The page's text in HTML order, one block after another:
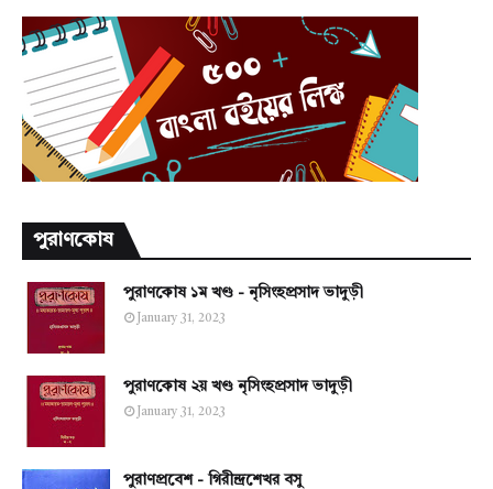
পুরাণকোষ
পুরাণকোষ ১ম খণ্ড - নৃসিংহপ্রসাদ ভাদুড়ী
January 31, 2023
পুরাণকোষ ২য় খণ্ড নৃসিংহপ্রসাদ ভাদুড়ী
January 31, 2023
পুরাণপ্রবেশ - গিরীন্দ্রশেখর বসু